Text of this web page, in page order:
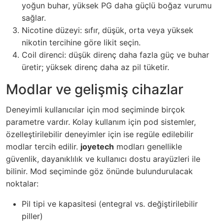
yoğun buhar, yüksek PG daha güçlü boğaz vurumu
sağlar.
Nicotine düzeyi: sıfır, düşük, orta veya yüksek
nikotin tercihine göre likit seçin.
Coil direnci: düşük direnç daha fazla güç ve buhar
üretir; yüksek direnç daha az pil tüketir.
Modlar ve gelişmiş cihazlar
Deneyimli kullanıcılar için mod seçiminde birçok
parametre vardır. Kolay kullanım için pod sistemler,
özelleştirilebilir deneyimler için ise regüle edilebilir
modlar tercih edilir. joyetech modları genellikle
güvenlik, dayanıklılık ve kullanıcı dostu arayüzleri ile
bilinir. Mod seçiminde göz önünde bulundurulacak
noktalar:
Pil tipi ve kapasitesi (entegral vs. değiştirilebilir
piller)